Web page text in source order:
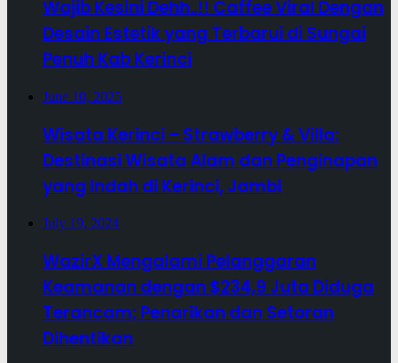
Wajib Kesini Dehh..!! Caffee Viral Dengan
Desain Estetik yang Terbarui di Sungai
Penuh Kab Kerinci
June 10, 2025
Wisata Kerinci – Strawberry & Villa:
Destinasi Wisata Alam dan Penginapan
yang Indah di Kerinci, Jambi
July 19, 2024
WazirX Mengalami Pelanggaran
Keamanan dengan $234,9 Juta Diduga
Terancam; Penarikan dan Setoran
Dihentikan